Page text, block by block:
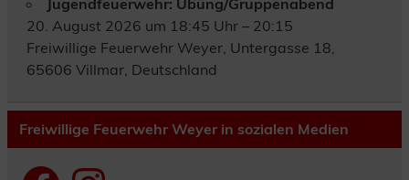
Jugendfeuerwehr: Übung/Gruppenabend
20. August 2026 um 18:45 Uhr – 20:15
Freiwillige Feuerwehr Weyer, Untergasse 18,
65606 Villmar, Deutschland
Freiwillige Feuerwehr Weyer in sozialen Medien
FacebookInstagram